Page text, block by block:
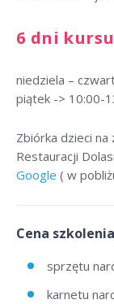
6 dni
niedziela –
piątek -> 10:00-
Zbiórka dzieci
Restauracji
Google ( w
Cena
sprzętu
karnetu